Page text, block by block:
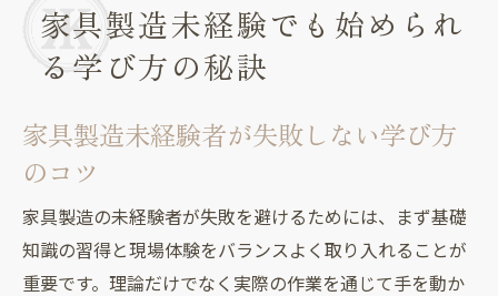
家具製造未経験でも始められ
る学び方の秘訣
家具製造未経験者が失敗しない学び方
のコツ
家具製造の未経験者が失敗を避けるためには、まず基礎
知識の習得と現場体験をバランスよく取り入れることが
重要です。理論だけでなく実際の作業を通じて手を動か